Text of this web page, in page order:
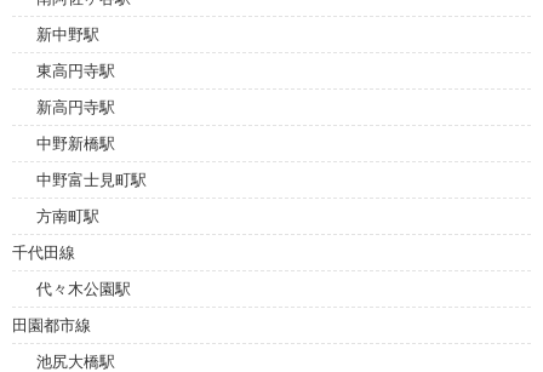
新中野駅
東高円寺駅
新高円寺駅
中野新橋駅
中野富士見町駅
方南町駅
千代田線
代々木公園駅
田園都市線
池尻大橋駅